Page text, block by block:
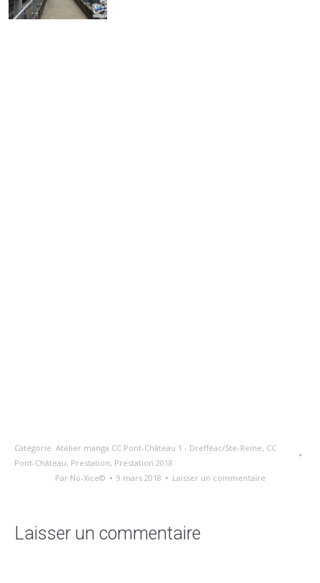
Catégorie Atelier manga CC Pont-Château 1 - Drefféac/Ste-Reine, CC
Pont-Château, Prestation, Prestation 2018
Par No-Xice© 9 mars 2018 Laisser un commentaire
Laisser un commentaire